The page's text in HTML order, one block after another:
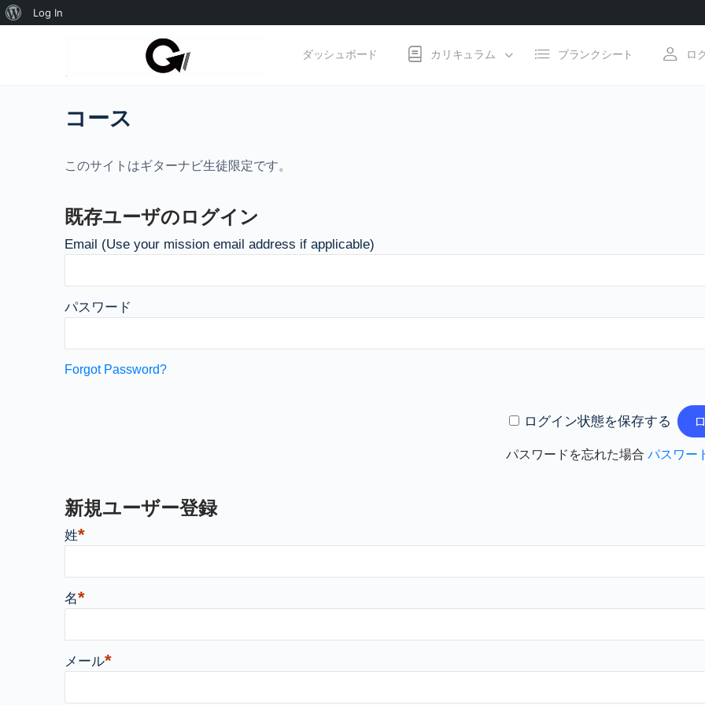
WordPress
Log In
ダッシュボード カリキュラム ブランクシート ロ
コース
このサイトはギターナビ生徒限定です。
既存ユーザのログイン
Email (Use your mission email address if applicable)
パスワード
Forgot Password?
ログイン状態を保存する
パスワードを忘れた場合 パスワー
新規ユーザー登録
姓*
名*
メール*